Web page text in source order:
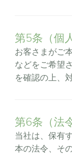
第5条（個
お客さまがご
などをご希望
を確認の上、
第6条（法
当社は、保有
本の法令、そ